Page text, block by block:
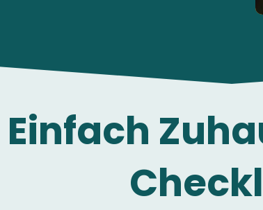
Einfach